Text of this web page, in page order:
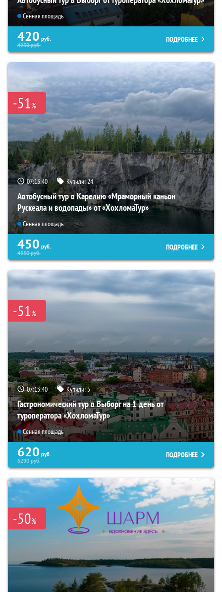
Сенная площадь
420 руб.
4230руб.
ПОДРОБНЕЕ
-51%
07:13:39 Купили:24
Автобусный тур в Карелию «Мраморный каньон
Рускеала и водопады» от «ХохломаТур»
Сенная площадь
450 руб.
4550руб.
ПОДРОБНЕЕ
-51%
07:13:39 Купили:5
Гастрономический тур в Выборг на 1 день от
туроператора «ХохломаТур»
Сенная площадь
620 руб.
6290руб.
ПОДРОБНЕЕ
-50%